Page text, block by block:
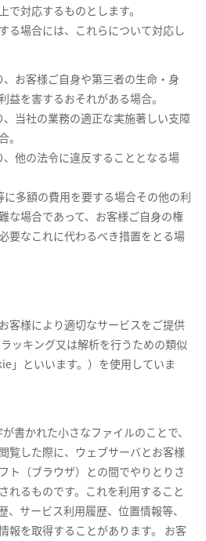
対応するものとします。
る場合には、これらについて対応し
お客様ご自身や第三者の生命・身
益を害するおそれがある場合。
当社の業務の適正な実施著しい支障
。
他の法令に違反することとなる場
多額の費用を要する場合その他の利
な場合であって、お客様ご自身の権
要なこれに代わるべき措置をとる場
客様により適切なサービスをご提供
ッキング又は解析を行うための類似
」といいます。）を使用していま
書かれた小さなファイルのことで、
覧した際に、ウェブサーバとお客様
ト（ブラウザ）との間でやりとりさ
れるものです。これを利用すること
、サービス利用履歴、位置情報等、
報を取得することがあります。 お客